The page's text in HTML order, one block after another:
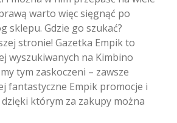
warto więc sięgnąć po
sklepu. Gdzie go szukać?
stronie! Gazetka Empik to
wyszukiwanych na Kimbino
tym zaskoczeni – zawsze
fantastyczne Empik promocje i
którym za zakupy można